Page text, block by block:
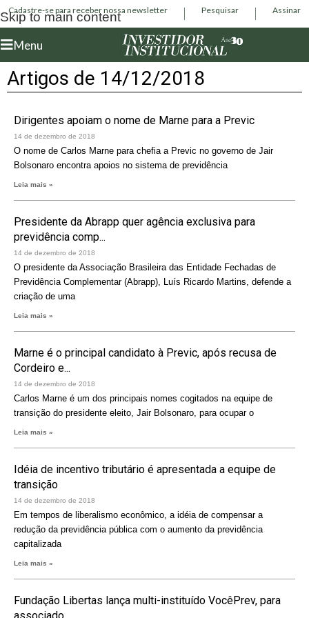
Skip to main content
Cadastre-se para receber nossa newsletter Pesquisar Assinar
Menu
Artigos de 14/12/2018
Dirigentes apoiam o nome de Marne para a Previc
14 de dezembro de 2018
O nome de Carlos Marne para chefia a Previc no governo de Jair
Bolsonaro encontra apoios no sistema de previdência
Leia mais »
Presidente da Abrapp quer agência exclusiva para
previdência comp...
14 de dezembro de 2018
O presidente da Associação Brasileira das Entidade Fechadas de
Previdência Complementar (Abrapp), Luís Ricardo Martins, defende a
criação de uma
Leia mais »
Marne é o principal candidato à Previc, após recusa de
Cordeiro e...
14 de dezembro de 2018
Carlos Marne é um dos principais nomes cogitados na equipe de
transição do presidente eleito, Jair Bolsonaro, para ocupar o
Leia mais »
Idéia de incentivo tributário é apresentada a equipe de
transição
14 de dezembro de 2018
Em tempos de liberalismo econômico, a idéia de compensar a
redução da previdência pública com o aumento da previdência
capitalizada
Leia mais »
Fundação Libertas lança multi-instituído VocêPrev, para